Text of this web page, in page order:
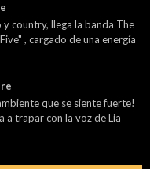
country, llega la banda The
, cargado de una energía
que se siente fuerte!
a trapar con la voz de Lia